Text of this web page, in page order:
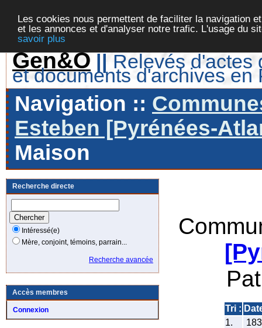
Les cookies nous permettent de faciliter la navigation
et les annonces et d'analyser notre trafic. L'usage du
savoir plus
Gen&O || Relevés d'actes
et documents d'archives en
Navigation ::
Esteben [Pyrénées-
Maison
Recherche directe
Intéressé(e)
Mère, conjoint, témoins, parrain...
Recherche avancée
Accès membres
Connexion Tri :
1.